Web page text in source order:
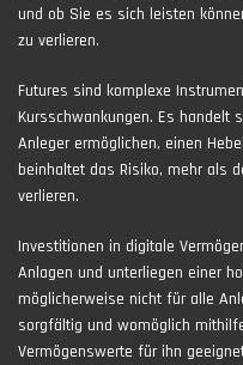
und ob Sie es sich leisten
zu verlieren.
Futures sind komplexe
Kursschwankungen. Es handelt
Anleger ermöglichen, einen
beinhaltet das Risiko, mehr als
verlieren.
Investitionen in digitale
Anlagen und unterliegen einer
möglicherweise nicht für alle
sorgfältig und womöglich
Vermögenswerte für ihn